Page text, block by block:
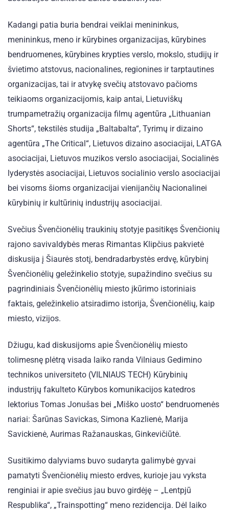
Kadangi patia buria bendrai veiklai menininkus,
menininkus, meno ir kūrybines organizacijas, kūrybines
bendruomenes, kūrybines krypties verslo, mokslo, studijų ir
švietimo atstovus, nacionalines, regionines ir tarptautines
organizacijas, tai ir atvykę svečių atstovavo pačioms
teikiaoms organizacijomis, kaip antai, Lietuviškų
trumpametražių organizacija filmų agentūra „Lithuanian
Shorts“, tekstilės studija „Baltabalta“, Tyrimų ir dizaino
agentūra „The Critical“, Lietuvos dizaino asociacijai, LATGA
asociacijai, Lietuvos muzikos verslo asociacijai, Socialinės
lyderystės asociacijai, Lietuvos socialinio verslo asociacijai
bei visoms šioms organizacijai vienijančių Nacionalinei
kūrybinių ir kultūrinių industrijų asociacijai.
Svečius Švenčionėlių traukinių stotyje pasitikęs Švenčionių
rajono savivaldybės meras Rimantas Klipčius pakvietė
diskusija į Šiaurės stotį, bendradarbystės erdvę, kūrybinį
Švenčionėlių geležinkelio stotyje, supažindino svečius su
pagrindiniais Švenčionėlių miesto įkūrimo istoriniais
faktais, geležinkelio atsiradimo istorija, Švenčionėlių, kaip
miesto, vizijos.
Džiugu, kad diskusijoms apie Švenčionėlių miesto
tolimesnę plėtrą visada laiko randa Vilniaus Gedimino
technikos universiteto (VILNIAUS TECH) Kūrybinių
industrijų fakulteto Kūrybos komunikacijos katedros
lektorius Tomas Jonušas bei „Miško uosto“ bendruomenės
nariai: Šarūnas Savickas, Simona Kazlienė, Marija
Savickienė, Aurimas Ražanauskas, Ginkevičiūtė.
Susitikimo dalyviams buvo sudaryta galimybė gyvai
pamatyti Švenčionėlių miesto erdves, kurioje jau vyksta
renginiai ir apie svečius jau buvo girdėję – „Lentpjū
Respublika“, „Trainspotting“ meno rezidencija. Dėl laiko